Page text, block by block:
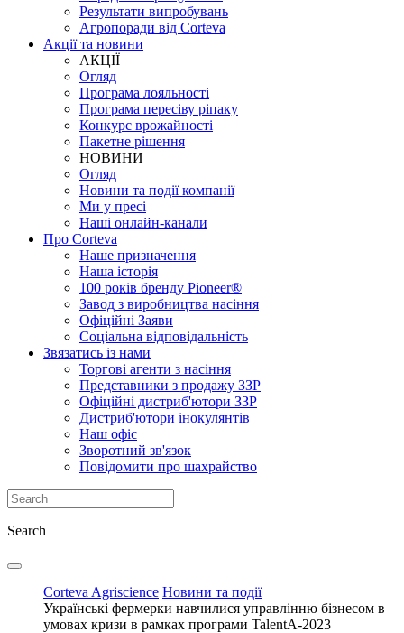
Результати випробувань
Агропоради від Corteva
Акції та новини
АКЦІЇ
Огляд
Програма лояльності
Програма пересіву ріпаку
Конкурс врожайності
Пакетне рішення
НОВИНИ
Огляд
Новини та події компанії
Ми у пресі
Наші онлайн-канали
Про Corteva
Наше призначення
Наша історія
100 років бренду Pioneer®
Завод з виробництва насіння
Офіційні Заяви
Соціальна відповідальність
Звязатись із нами
Торгові агенти з насіння
Представники з продажу ЗЗР
Офіційні дистриб'ютори ЗЗР
Дистриб'ютори інокулянтів
Наш офіс
Зворотний зв'язок
Повідомити про шахрайство
Search
Corteva Agriscience Новини та події
Українські фермерки навчилися управлінню бізнесом в
умовах кризи в рамках програми TalentA-2023